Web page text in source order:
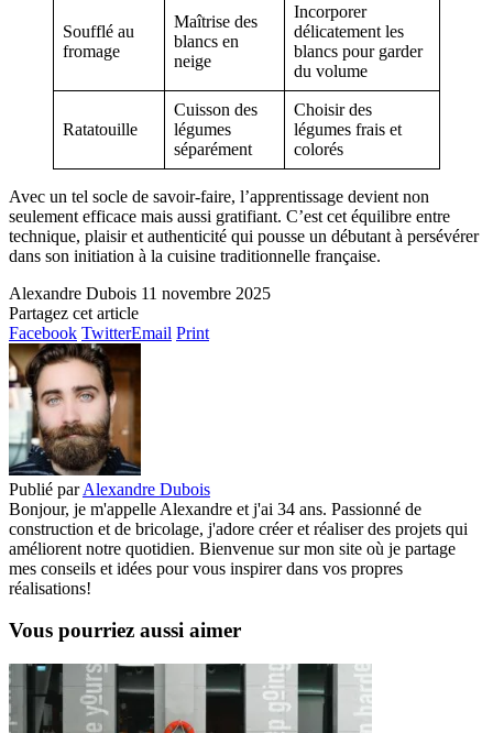
Soufflé au
fromage
Maîtrise des
blancs en
neige
Incorporer
délicatement les
blancs pour garder
du volume
Ratatouille
Cuisson des
légumes
séparément
Choisir des
légumes frais et
colorés
Avec un tel socle de savoir-faire, l’apprentissage devient non
seulement efficace mais aussi gratifiant. C’est cet équilibre entre
technique, plaisir et authenticité qui pousse un débutant à persévérer
dans son initiation à la cuisine traditionnelle française.
Alexandre Dubois 11 novembre 2025
Partagez cet article
Facebook TwitterEmail Print
Publié par Alexandre Dubois
Bonjour, je m'appelle Alexandre et j'ai 34 ans. Passionné de
construction et de bricolage, j'adore créer et réaliser des projets qui
améliorent notre quotidien. Bienvenue sur mon site où je partage
mes conseils et idées pour vous inspirer dans vos propres
réalisations!
Vous pourriez aussi aimer